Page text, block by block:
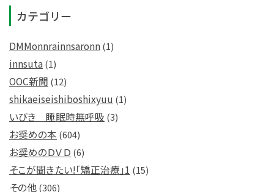
カテゴリー
DMMonnrainnsaronn(1)
innsuta(1)
OOC新聞 (12)
shikaeiseishiboshixyuu (1)
いびき 睡眠時無呼吸 (3)
お奨めの本 (604)
お奨めのＤＶＤ (6)
そこが聞きたい!「矯正治療」1 (15)
その他(306)